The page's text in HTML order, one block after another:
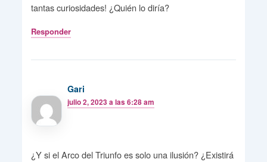
tantas curiosidades! ¿Quién lo diría?
Responder
Gari
julio 2, 2023 a las 6:28 am
¿Y si el Arco del Triunfo es solo una ilusión? ¿Existirá